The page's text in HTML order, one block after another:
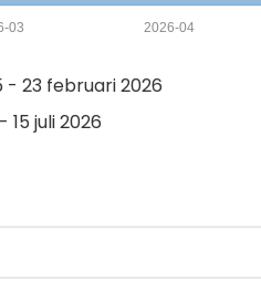
2026-04
03
- 23 februari 2026
15 juli 2026